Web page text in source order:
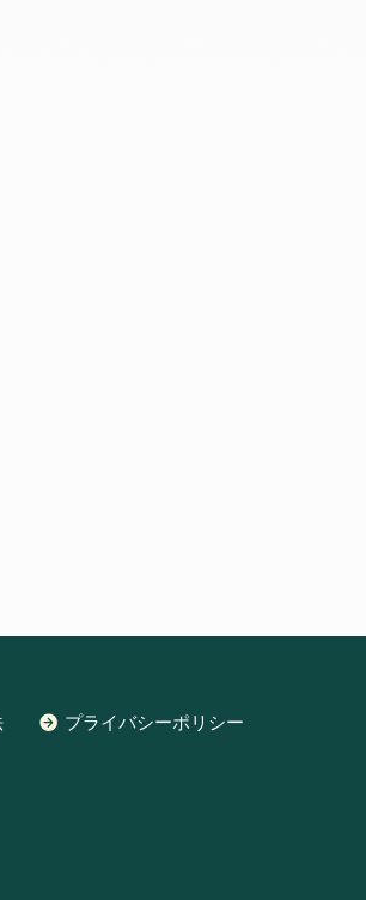
プライバシーポリシー